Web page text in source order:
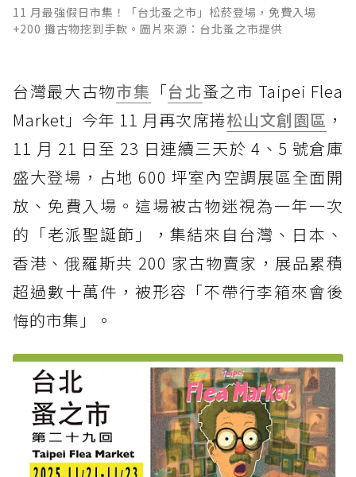
11 月最強假日市集！「台北蚤之市」松菸登場，免費入場
+200 攤古物挖到手軟。圖片來源：台北蚤之市提供
台灣最大古物市集 「台北蚤之市 Taipei Flea
Market」今年 11 月再次席捲松山文創園區 ，
11 月 21 日至 23 日連續三天於 4、5 號倉庫
盛大登場，占地 600 坪室內空調展區全面開
放、免費入場。這場被古物迷視為一年一次
的「老派聖誕節」，集結來自台灣、日本、
香港、俄羅斯共 200 家古物賣家，展品累積
超過數十萬件，被形容「不帶行李箱來會後
悔的市集」。